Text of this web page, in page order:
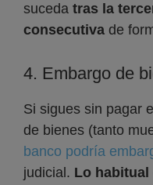
suceda tras la
consecutiva de
4. Embargo de
Si sigues sin pagar
de bienes (tanto
banco podría
judicial. Lo habitual